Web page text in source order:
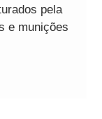
pela
e munições